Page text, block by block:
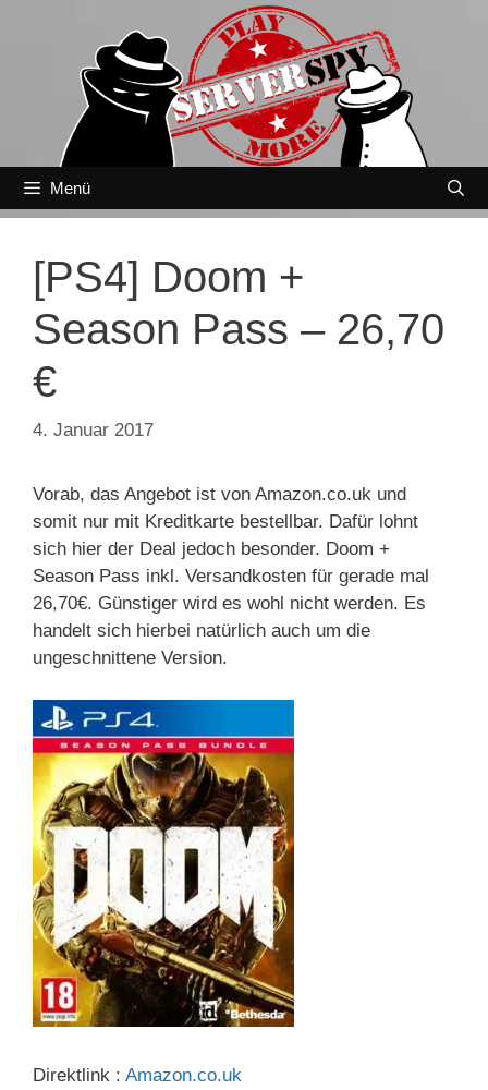
Menü
[PS4] Doom +
Season Pass – 26,70
€
4. Januar 2017
Vorab, das Angebot ist von Amazon.co.uk und
somit nur mit Kreditkarte bestellbar. Dafür lohnt
sich hier der Deal jedoch besonder. Doom +
Season Pass inkl. Versandkosten für gerade mal
26,70€. Günstiger wird es wohl nicht werden. Es
handelt sich hierbei natürlich auch um die
ungeschnittene Version.
Direktlink : Amazon.co.uk